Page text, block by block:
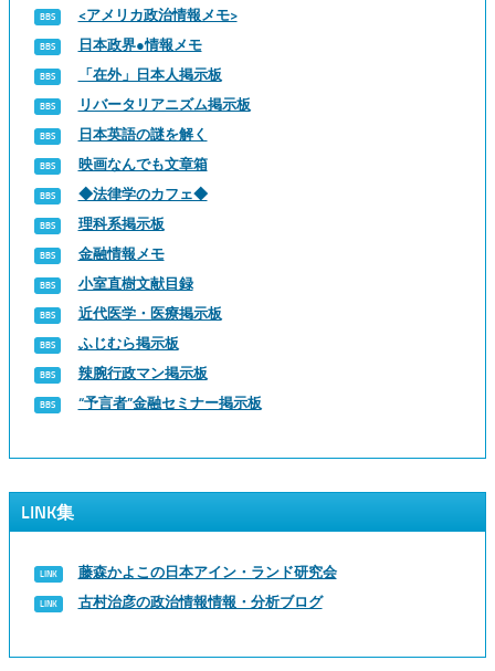
<アメリカ政治情報メモ>
日本政界●情報メモ
「在外」日本人掲示板
リバータリアニズム掲示板
日本英語の謎を解く
映画なんでも文章箱
◆法律学のカフェ◆
理科系掲示板
金融情報メモ
小室直樹文献目録
近代医学・医療掲示板
ふじむら掲示板
辣腕行政マン掲示板
“予言者”金融セミナー掲示板
LINK集
藤森かよこの日本アイン・ランド研究会
古村治彦の政治情報情報・分析ブログ